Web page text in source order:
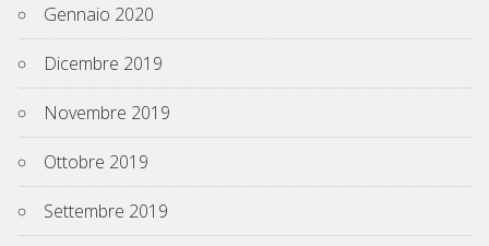
Gennaio 2020
Dicembre 2019
Novembre 2019
Ottobre 2019
Settembre 2019